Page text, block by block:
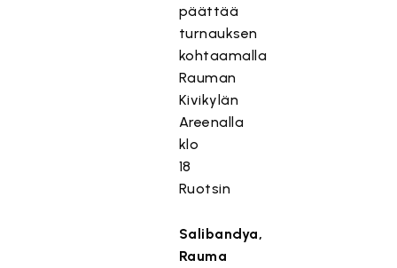
r
k
i
n
t
i
v
ä
päättää
turnauksen
kohtaamalla
Rauman
Kivikylän
Areenalla
klo
18
Ruotsin
Salibandya,
Rauma